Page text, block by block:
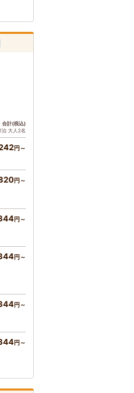
合計(税込)
泊 大人2名
円～
円～
円～
円～
円～
円～